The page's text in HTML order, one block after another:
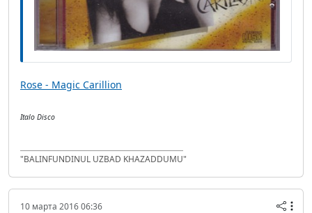
Rose - Magic Carillion
Italo Disco
"BALINFUNDINUL UZBAD KHAZADDUMU"
10 марта 2016 06:36